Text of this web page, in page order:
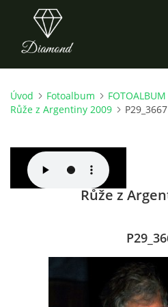
ÚVOD
O NÁS
Úvod Fotoalbum
Růže z Argentiny 2009
P29_3667
Růže z